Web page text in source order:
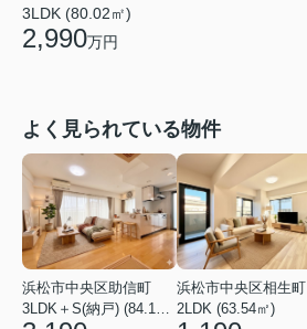
3LDK (80.02㎡)
2,990万円
よく見られている物件
浜松市中央区助信町
浜松市中央区相生町
2LDK (63.54㎡)